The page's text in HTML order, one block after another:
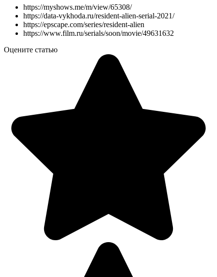
https://myshows.me/m/view/65308/
https://data-vykhoda.ru/resident-alien-serial-2021/
https://epscape.com/series/resident-alien
https://www.film.ru/serials/soon/movie/49631632
Оцените статью